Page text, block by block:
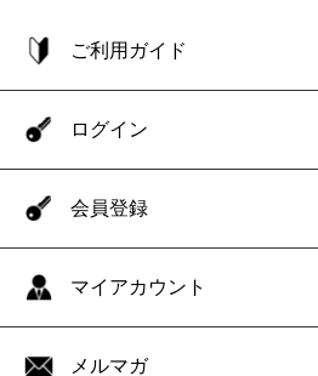
ご利用ガイド
ログイン
会員登録
マイアカウント
メルマガ